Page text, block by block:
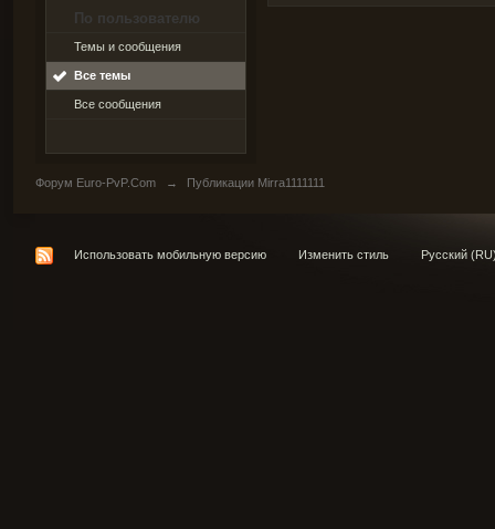
По пользователю
Темы и сообщения
Все темы
Все сообщения
Форум Euro-PvP.Com → Публикации Mirra1111111
Использовать мобильную версию Изменить стиль Русский